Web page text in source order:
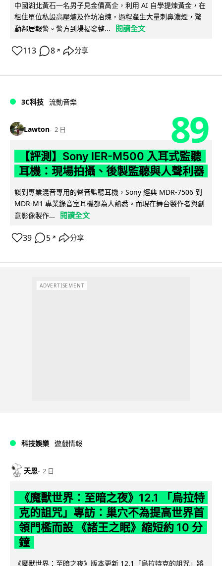
中國湖北黃石一名男子見金價高企，利用 AI 自學提煉黃金，在
租住單位私設高壓爐及作坊冶煉，過程產生大量刺鼻濃煙，驚
動鄰居報警。警方到場揭發整...
閱讀全文
113 8 ↗ 分享
3C科技 流動音樂
Lawton 2 日 89
【評測】Sony IER-M500 入耳式監聽
耳機：現場拍攝、後製監聽與人聲利器
談到專業混音專用的聲音監聽耳機，Sony 經典 MDR-7506 到
MDR-M1 專業錄音室耳機都為人熟悉。而現在舞台製作者與創
意影像製作...
閱讀全文
39 5 ↗ 分享
ADVERTISEMENT
科技娛樂 遊戲情報
天恩 2 日
《魔獸世界：至暗之夜》12.1 「烏拉特
克的詛咒」專訪：巢穴不為提高世界首
領門檻而設 《諸王之眠》縮短約 10 分
鐘
《魔獸世界：至暗之夜》版本更新 12.1「烏拉特克的詛咒」將